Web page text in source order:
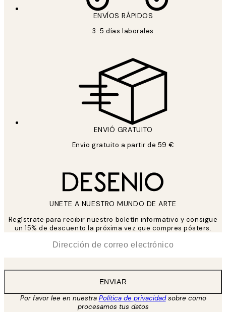
ENVÍOS RÁPIDOS
3-5 días laborales
ENVIÓ GRATUITO
Envío gratuito a partir de 59 €
UNETE A NUESTRO MUNDO DE ARTE
Regístrate para recibir nuestro boletín informativo y consigue
un 15% de descuento la próxima vez que compres pósters.
ENVIAR
Por favor lee en nuestra Política de privacidadsobre como
procesamos tus datos